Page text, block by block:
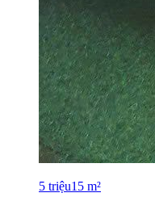
5 triệu15 m²